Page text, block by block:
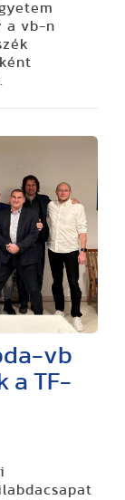
a vb-n
vb
a TF-